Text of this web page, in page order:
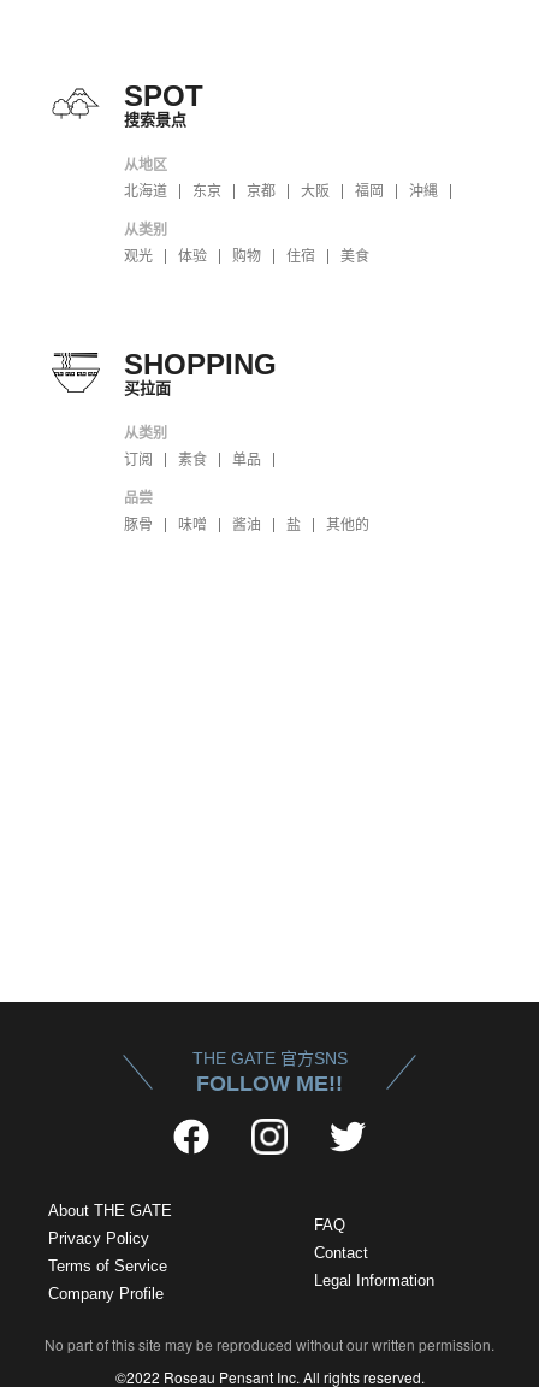
SPOT
搜索景点
从地区
北海道
东京 京都 大阪 福岡 沖縄
从类别
观光
体验 购物 住宿 美食
SHOPPING
买拉面
从类别
订阅
素食 单品
品尝
豚骨
味噌 酱油 盐 其他的
THE GATE 官方SNS
FOLLOW ME!!
About THE GATE
Privacy Policy
Terms of Service
Company Profile
FAQ
Contact
Legal Information
No part of this site may be reproduced without our written permission.
©2022 Roseau Pensant Inc. All rights reserved.